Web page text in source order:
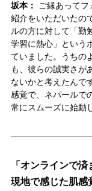
坂本：
ご縁あって
紹介をいただいたの
ルの方に対して「勤
学習に熱心」という
ていました。うちの
も、彼らの誠実さが
ないかと考えたんで
感覚で、ネパールで
常にスムーズに始動
「オンラインで済
現地で感じた肌感